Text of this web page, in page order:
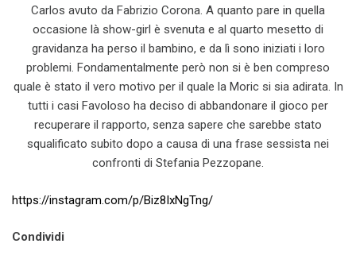
Carlos avuto da Fabrizio Corona. A quanto pare in quella
occasione là show-girl è svenuta e al quarto mesetto di
gravidanza ha perso il bambino, e da lì sono iniziati i loro
problemi. Fondamentalmente però non si è ben compreso
quale è stato il vero motivo per il quale la Moric si sia adirata. In
tutti i casi Favoloso ha deciso di abbandonare il gioco per
recuperare il rapporto, senza sapere che sarebbe stato
squalificato subito dopo a causa di una frase sessista nei
confronti di Stefania Pezzopane.
https://instagram.com/p/Biz8IxNgTng/
Condividi